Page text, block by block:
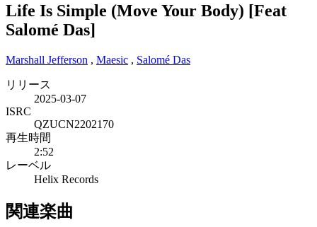
Life Is Simple (Move Your Body) [Feat
Salomé Das]
Marshall Jefferson , Maesic , Salomé Das
リリース
2025-03-07
ISRC
QZUCN2202170
再生時間
2:52
レーベル
Helix Records
関連楽曲